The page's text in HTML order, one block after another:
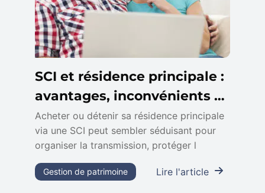
SCI et résidence principale :
avantages, inconvénients et
fiscalité
Acheter ou détenir sa résidence principale
via une SCI peut sembler séduisant pour
organiser la transmission, protéger l
Lire l'article
Gestion de patrimoine